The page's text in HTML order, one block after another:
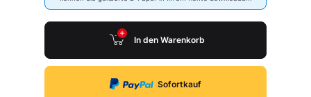
In den Warenkorb
Sofortkauf